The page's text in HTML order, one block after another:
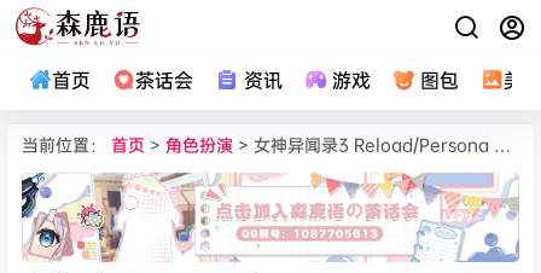
首页 茶话会 资讯 游戏 图包 美
当前位置： 首页 > 角色扮演 > 女神异闻录3 Reload/Persona 3 Reload